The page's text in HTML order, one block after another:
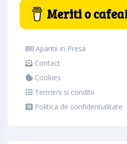
Meriti o cafea!
Aparitii in Presa
Contact
Cookies
Termeni si conditii
Politica de confidentialitate